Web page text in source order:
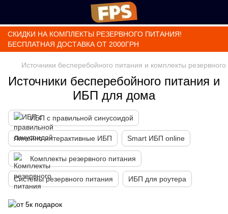
СКИДКИ НА КОМПЛЕКТЫ РЕЗЕРВНОГО ПИТАНИЯ!
БЕСПЛАТНАЯ ДОСТАВКА ОТ 2000ГРН
Источники бесперебойного питания и комплекты
Источники бесперебойного питания и
ИБП для дома
ИБП с правильной синусоидой
Линейно интерактивные ИБП Smart ИБП online
Комплекты резервного питания
Системы резервного питания ИБП для роутера